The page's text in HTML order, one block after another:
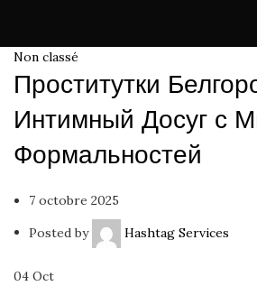
Non classé
Проститутки
Интимный Досуг с
Формальностей
7 octobre 2025
Posted by
Hashtag Services
04 Oct